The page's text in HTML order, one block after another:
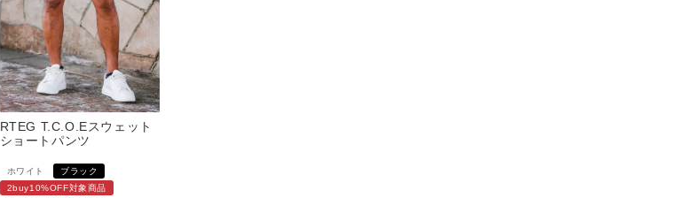
RTEG T.C.O.Eスウェット
ショートパンツ
ホワイト
ブラック
2buy10%OFF対象商品